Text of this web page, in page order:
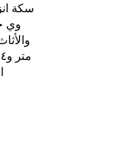
سكة
وي